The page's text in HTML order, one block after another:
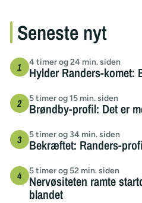
Seneste nyt
4 timer og 24 min. siden
Hylder Randers-
5 timer og 15 min. siden
Brøndby-profil: Det er
5 timer og 34 min. siden
Bekræftet: Randers-
5 timer og 52 min. siden
Nervøsiteten ramte
blandet